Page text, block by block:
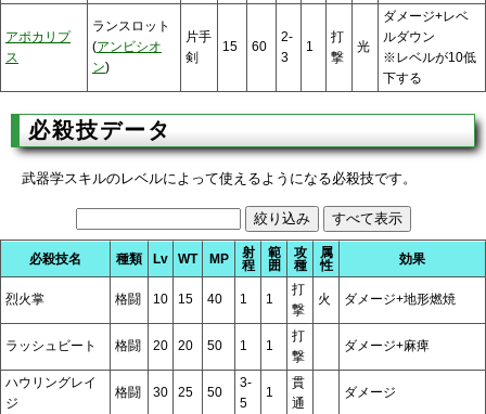
アポカリプ
ス
ランスロット
(アンビシオ
ン)
片手
剣
15 60
2-
3
1
打
撃
光
ダメージ+レベ
ルダウン
※レベルが10低
下する
必殺技データ
武器学スキルのレベルによって使えるようになる必殺技です。
必殺技名 種類 Lv WT MP
射
程
範
囲
攻
種
属
性
効果
烈火掌 格闘 10 15 40 1 1
打
撃
火 ダメージ+地形燃焼
ラッシュビート 格闘 20 20 50 1 1
打
撃
ダメージ+麻痺
ハウリングレイ
ジ
格闘 30 25 50
3-
5
1
貫
通
ダメージ